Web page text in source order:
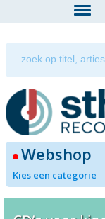
Webshop
Kies een categorie